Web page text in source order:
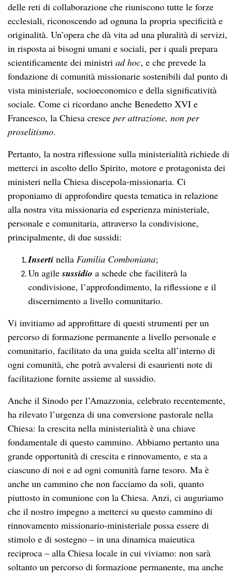
delle reti di collaborazione che riuniscono tutte le forze
ecclesiali, riconoscendo ad ognuna la propria specificità e
originalità. Un’opera che dà vita ad una pluralità di servizi,
in risposta ai bisogni umani e sociali, per i quali prepara
scientificamente dei ministri ad hoc, e che prevede la
fondazione di comunità missionarie sostenibili dal punto di
vista ministeriale, socioeconomico e della significatività
sociale. Come ci ricordano anche Benedetto XVI e
Francesco, la Chiesa cresce per attrazione, non per
proselitismo.
Pertanto, la nostra riflessione sulla ministerialità richiede di
metterci in ascolto dello Spirito, motore e protagonista dei
ministeri nella Chiesa discepola-missionaria. Ci
proponiamo di approfondire questa tematica in relazione
alla nostra vita missionaria ed esperienza ministeriale,
personale e comunitaria, attraverso la condivisione,
principalmente, di due sussidi:
Inserti nella Familia Comboniana;
Un agilesussidio a schede che faciliterà la
condivisione, l’approfondimento, la riflessione e il
discernimento a livello comunitario.
Vi invitiamo ad approfittare di questi strumenti per un
percorso di formazione permanente a livello personale e
comunitario, facilitato da una guida scelta all’interno di
ogni comunità, che potrà avvalersi di esaurienti note di
facilitazione fornite assieme al sussidio.
Anche il Sinodo per l’Amazzonia, celebrato recentemente,
ha rilevato l’urgenza di una conversione pastorale nella
Chiesa: la crescita nella ministerialità è una chiave
fondamentale di questo cammino. Abbiamo pertanto una
grande opportunità di crescita e rinnovamento, e sta a
ciascuno di noi e ad ogni comunità farne tesoro. Ma è
anche un cammino che non facciamo da soli, quanto
piuttosto in comunione con la Chiesa. Anzi, ci auguriamo
che il nostro impegno a metterci su questo cammino di
rinnovamento missionario-ministeriale possa essere di
stimolo e di sostegno – in una dinamica maieutica
reciproca – alla Chiesa locale in cui viviamo: non sarà
soltanto un percorso di formazione permanente, ma anche